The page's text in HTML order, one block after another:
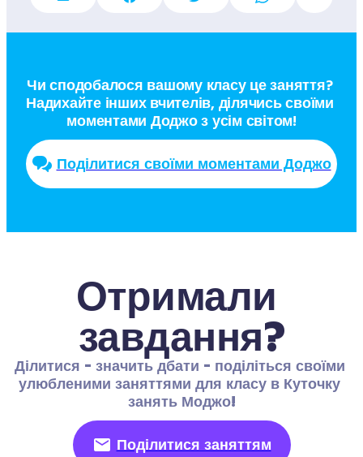
Чи сподобалося вашому класу це заняття?
Надихайте інших вчителів, ділячись своїми
моментами Доджо з усім світом!
Поділитися своїми моментами Доджо
Отримали
завдання?
Ділитися - значить дбати - поділіться своїми
улюбленими заняттями для класу в Куточку
занять Моджо!
Поділитися заняттям